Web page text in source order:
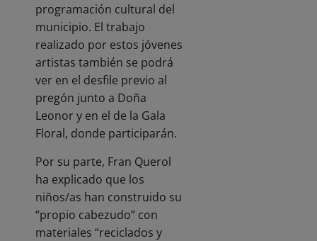
programación cultural del
municipio. El trabajo
realizado por estos jóvenes
artistas también se podrá
ver en el desfile previo al
pregón junto a Doña
Leonor y en el de la Gala
Floral, donde participarán.
Por su parte, Fran Querol
ha explicado que los
niños/as han construido su
“propio cabezudo” con
materiales “reciclados y